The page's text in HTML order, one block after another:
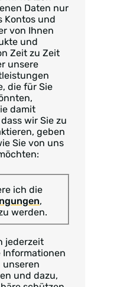
Daten nur
Kontos und
von Ihnen
und
Zeit zu Zeit
unsere
die für Sie
damit
wir Sie zu
geben
Sie von uns
ich die
,
werden.
jederzeit
Informationen
unseren
und dazu,